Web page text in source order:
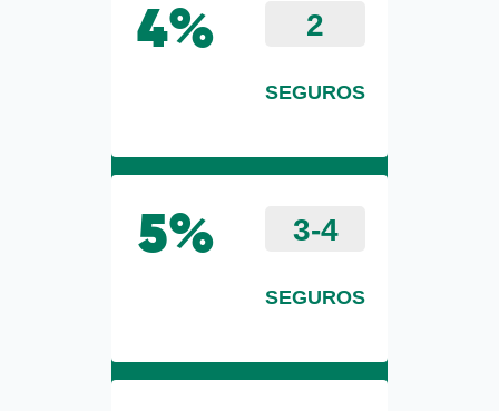
4% 2
SEGUROS
5% 3-4
SEGUROS